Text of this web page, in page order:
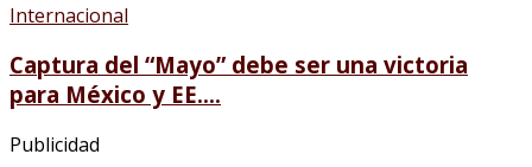
Internacional
Captura del “Mayo” debe ser una victoria
para México y EE....
Publicidad